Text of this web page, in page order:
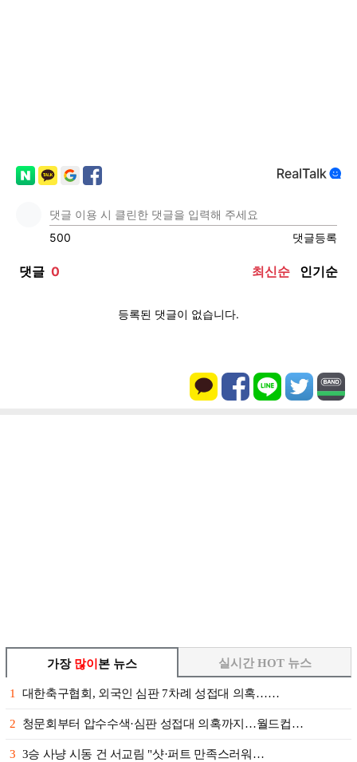
가장 많이 본 뉴스
1 대한축구협회, 외국인 심판 7차례 성접대 의혹……
2 청문회부터 압수수색·심판 성접대 의혹까지…월드컵…
3 3승 사냥 시동 건 서교림 "샷·퍼트 만족스러워…
실시간 HOT 뉴스